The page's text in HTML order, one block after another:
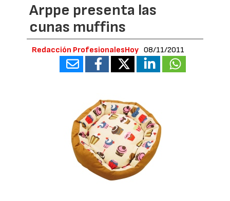
Arppe presenta las
cunas muffins
Redacción ProfesionalesHoy 08/11/2011